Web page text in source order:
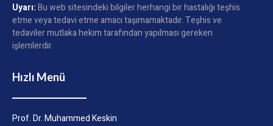
Uyarı:Bu web sitesindeki bilgiler herhangi bir hastalığı teşhis
etme veya tedavi etme amacı taşımamaktadır. Teşhis ve
tedaviler mutlaka hekim tarafından yapılması gereken
işlemlerdir.
Hızlı Menü
Prof. Dr. Muhammed Keskin